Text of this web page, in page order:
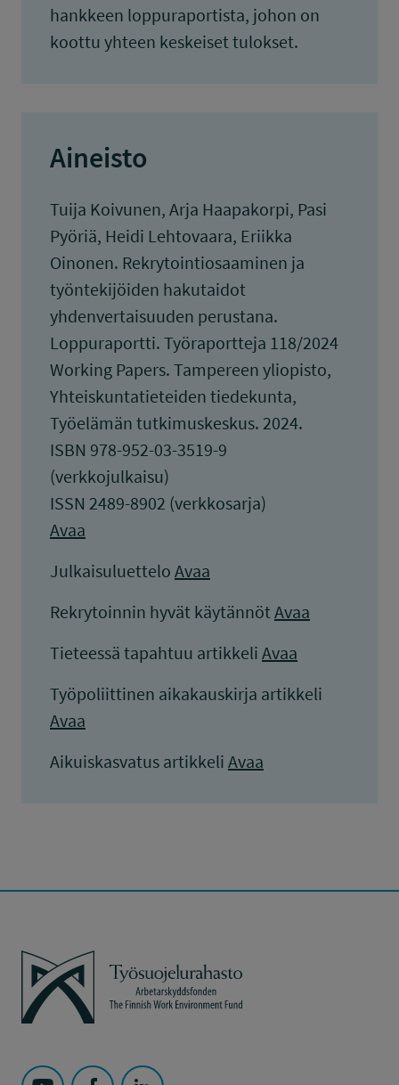
hankkeen loppuraportista, johon on
koottu yhteen keskeiset tulokset.
Aineisto
Tuija Koivunen, Arja Haapakorpi, Pasi
Pyöriä, Heidi Lehtovaara, Eriikka
Oinonen. Rekrytointiosaaminen ja
työntekijöiden hakutaidot
yhdenvertaisuuden perustana.
Loppuraportti. Työraportteja 118/2024
Working Papers. Tampereen yliopisto,
Yhteiskuntatieteiden tiedekunta,
Työelämän tutkimuskeskus. 2024.
ISBN 978-952-03-3519-9
(verkkojulkaisu)
ISSN 2489-8902 (verkkosarja)
Avaa
Julkaisuluettelo Avaa
Rekrytoinnin hyvät käytännötAvaa
Tieteessä tapahtuu artikkeli Avaa
Työpoliittinen aikakauskirja artikkeli
Avaa
Aikuiskasvatus artikkeli Avaa
Työsuojelurahasto